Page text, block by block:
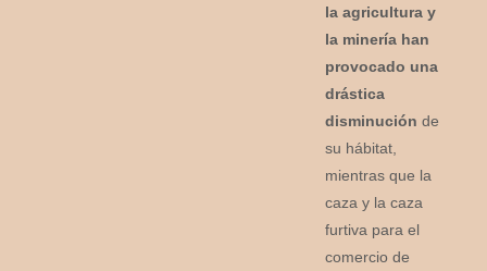
la agricultura y
la minería han
provocado una
drástica
disminución de
su hábitat,
mientras que la
caza y la caza
furtiva para el
comercio de